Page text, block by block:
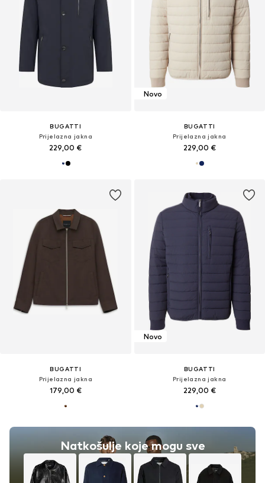
BUGATTI
Prijelazna jakna
229,00 €
Novo
BUGATTI
Prijelazna jakna
229,00 €
BUGATTI
Prijelazna jakna
179,00 €
Natkošulje koje mogu sve
Novo
BUGATTI
Prijelazna jakna
229,00 €